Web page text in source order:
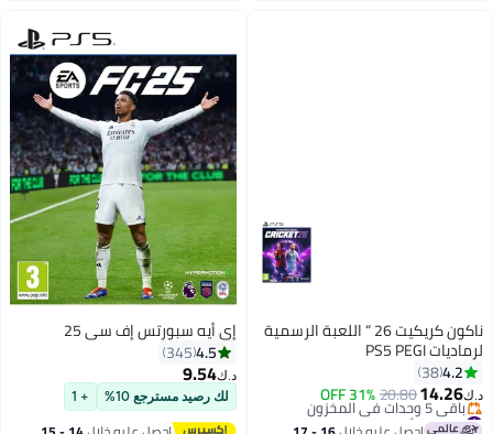
ناكون كريكيت 26 “ اللعبة الرسمية
لرماديات PS5 PEGI
4.2
38
د.ك‏14.26
20.80
31% OFF
#33 في ألعاب الفيديو
إي أيه سبورتس إف سي 25
4.5
345
د.ك‏9.54
لك رصيد مسترجع 10% + 1